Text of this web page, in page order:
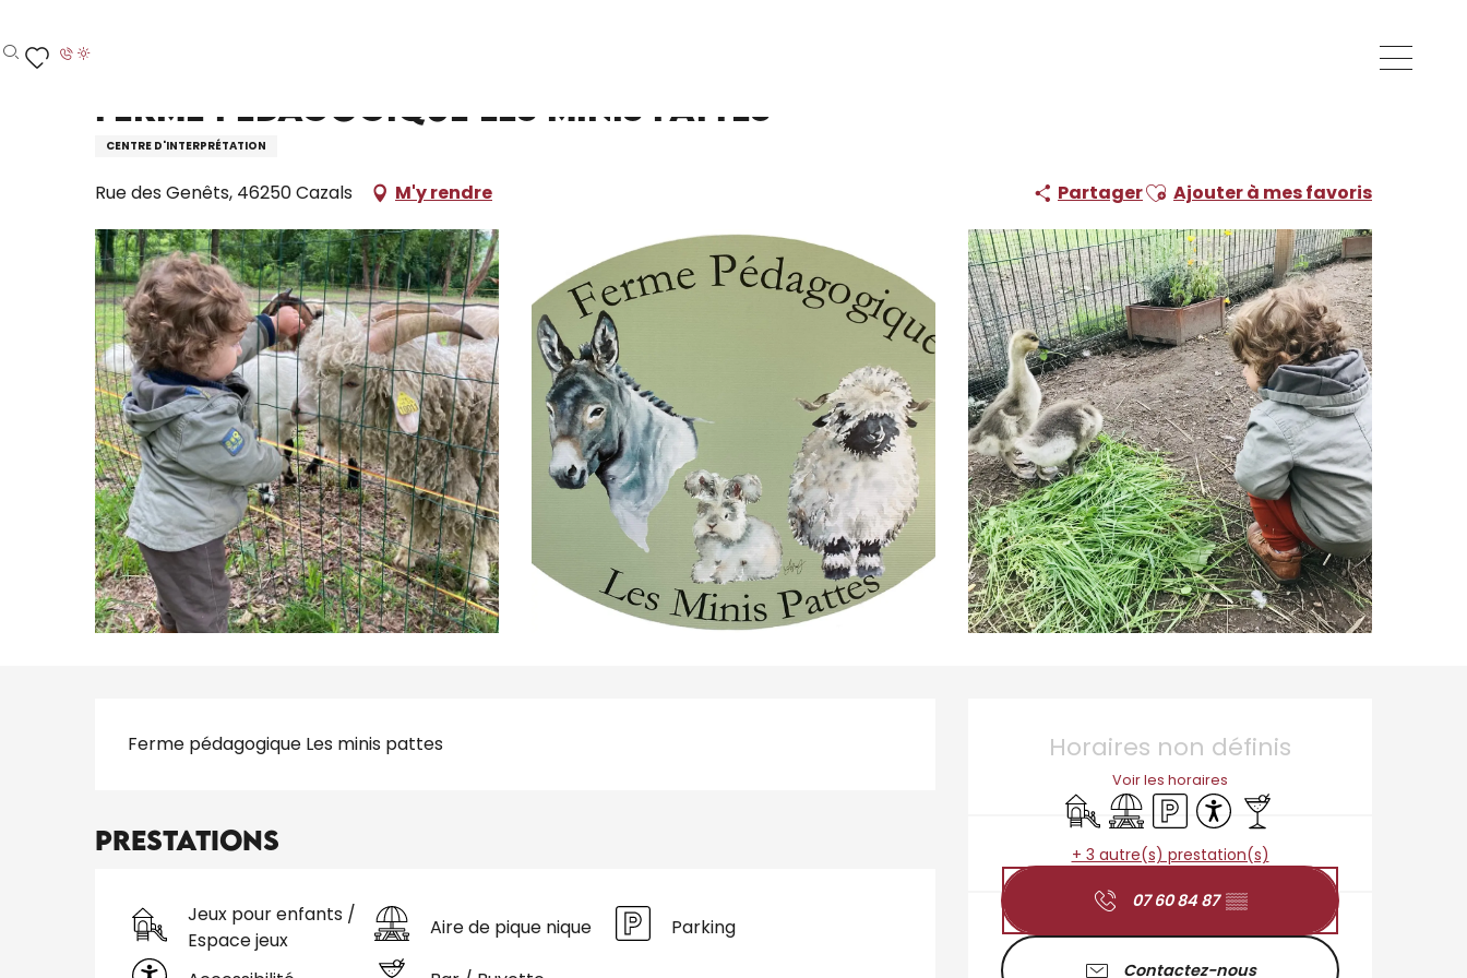
au
contenu
Recherche
Ferme Pédagogique Les Minis Pattes
CENTRE D'INTERPRÉTATION
Rue des Genêts, 46250 Cazals M'y rendre PartagerAjouter aux favoris
Ajouter à mes favoris
Ouverture et
Horaires non définis
Voir les horaires
Jeux pour enfants / Espace jeux
Aire de pique nique
ParkingAccessibilitéBar / Buvette
+ 3 autre(s) prestation(s)
07 60 84 87 ▒▒
Contactez-nous
Description
Ferme pédagogique Les minis pattes
Prestations
Jeux pour enfants /
Espace jeux
Aire de pique nique Parking